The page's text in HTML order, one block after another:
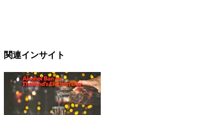
関連インサイト